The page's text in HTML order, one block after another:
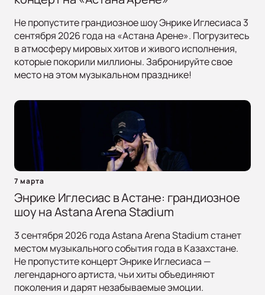
Не пропустите грандиозное шоу Энрике Иглесиаса 3
сентября 2026 года на «Астана Арене». Погрузитесь
в атмосферу мировых хитов и живого исполнения,
которые покорили миллионы. Забронируйте свое
место на этом музыкальном празднике!
7 марта
Энрике Иглесиас в Астане: грандиозное
шоу на Astana Arena Stadium
3 сентября 2026 года Astana Arena Stadium станет
местом музыкального события года в Казахстане.
Не пропустите концерт Энрике Иглесиаса —
легендарного артиста, чьи хиты объединяют
поколения и дарят незабываемые эмоции.